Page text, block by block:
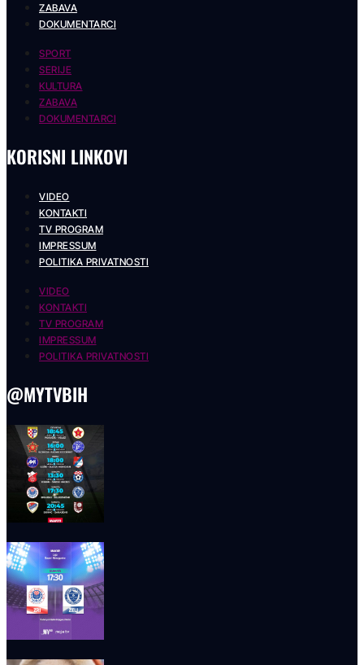
ZABAVA
DOKUMENTARCI
SPORT
SERIJE
KULTURA
ZABAVA
DOKUMENTARCI
KORISNI LINKOVI
VIDEO
KONTAKTI
TV PROGRAM
IMPRESSUM
POLITIKA PRIVATNOSTI
VIDEO
KONTAKTI
TV PROGRAM
IMPRESSUM
POLITIKA PRIVATNOSTI
@MYTVBIH